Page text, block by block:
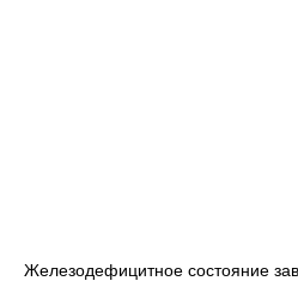
Железодефицитное состояние